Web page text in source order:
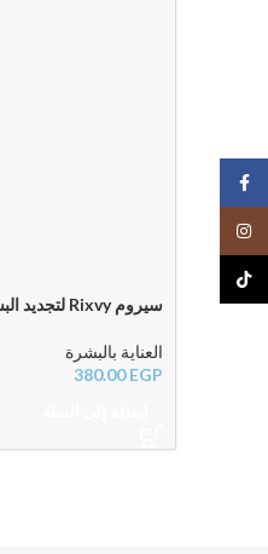
سيروم Rixvy لتجديد البشرة للوجه والرقبة
العناية بالبشرة
380.00EGP